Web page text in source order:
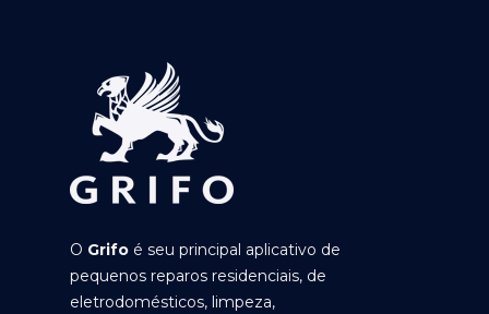
O Grifo é seu principal aplicativo de
pequenos reparos residenciais, de
eletrodomésticos, limpeza,